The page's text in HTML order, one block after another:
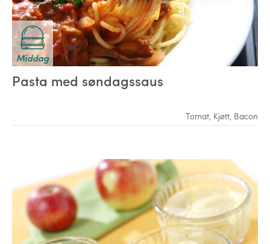
Middag
Pasta med søndagssaus
Tomat Kjøtt Bacon